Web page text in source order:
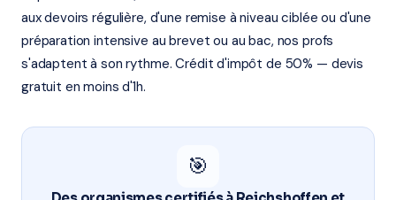
aux devoirs régulière, d'une remise à niveau ciblée ou d'une
préparation intensive au brevet ou au bac, nos profs
s'adaptent à son rythme. Crédit d'impôt de 50% — devis
gratuit en moins d'1h.
🎯